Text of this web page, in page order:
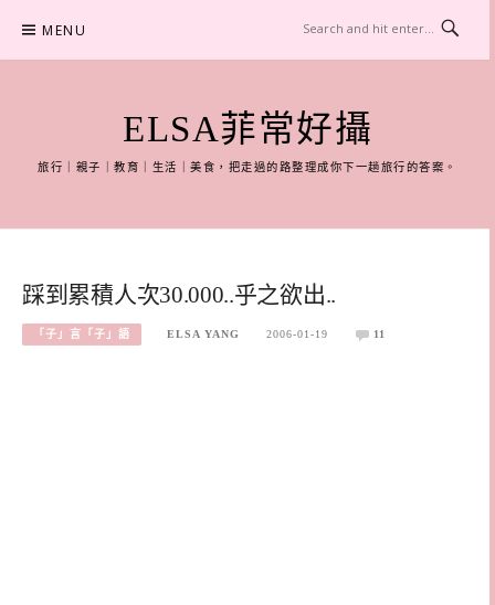
content
MENU
ELSA菲常好攝
旅行｜親子｜教育｜生活｜美食，把走過的路整理成你下一趟旅行的答案。
踩到累積人次30.000..乎之欲出..
「子」言「子」語 ELSA YANG 2006-01-19 11